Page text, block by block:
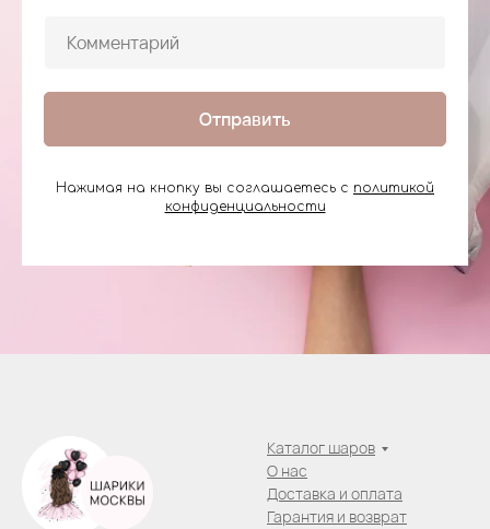
Отправить
Нажимая на кнопку вы соглашаетесь с политикой
конфиденциальности
Каталог шаров
О нас
Доставка и оплата
Гарантия и возврат